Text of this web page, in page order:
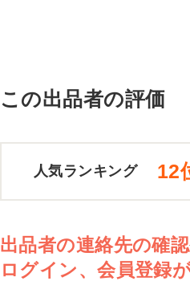
この出品者の評価
人気ランキング 12
出品者の連絡先の確
ログイン、会員登録